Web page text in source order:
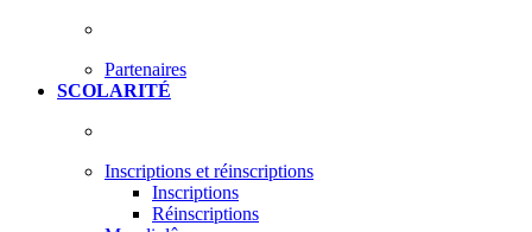
Partenaires
SCOLARITÉ
Inscriptions et réinscriptions
Inscriptions
Réinscriptions